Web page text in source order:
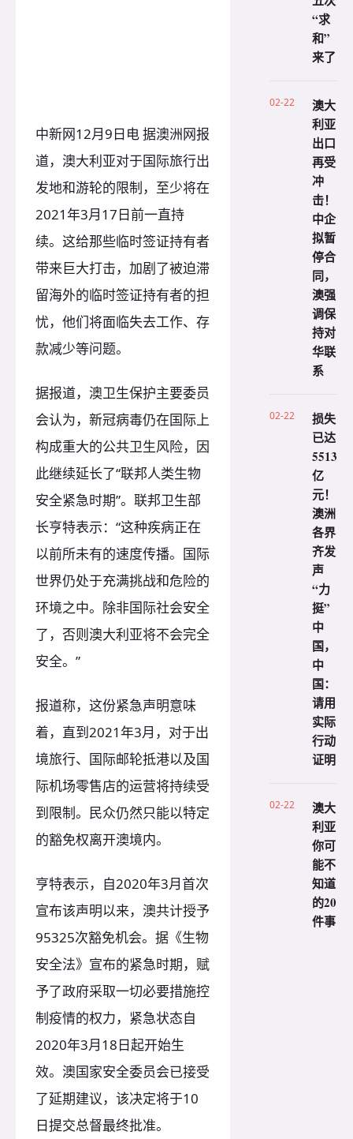
中新网12月9日电 据澳洲网报
道，澳大利亚对于国际旅行出
发地和游轮的限制，至少将在
2021年3月17日前一直持
续。这给那些临时签证持有者
带来巨大打击，加剧了被迫滞
留海外的临时签证持有者的担
忧，他们将面临失去工作、存
款减少等问题。
据报道，澳卫生保护主要委员
会认为，新冠病毒仍在国际上
构成重大的公共卫生风险，因
此继续延长了“联邦人类生物
安全紧急时期”。联邦卫生部
长亨特表示：“这种疾病正在
以前所未有的速度传播。国际
世界仍处于充满挑战和危险的
环境之中。除非国际社会安全
了，否则澳大利亚将不会完全
安全。”
报道称，这份紧急声明意味
着，直到2021年3月，对于出
境旅行、国际邮轮抵港以及国
际机场零售店的运营将持续受
到限制。民众仍然只能以特定
的豁免权离开澳境内。
亨特表示，自2020年3月首次
宣布该声明以来，澳共计授予
95325次豁免机会。据《生物
安全法》宣布的紧急时期，赋
予了政府采取一切必要措施控
制疫情的权力，紧急状态自
2020年3月18日起开始生
效。澳国家安全委员会已接受
了延期建议，该决定将于10
日提交总督最终批准。
“求
和”
来了
02-22
澳大
利亚
出口
再受
冲
击！
中企
拟暂
停合
同，
澳强
调保
持对
华联
系
02-22
损失
已达
5513
亿
元！
澳洲
各界
齐发
声
“力
挺”
中
国，
中
国：
请用
实际
行动
证明
02-22
澳大
利亚
你可
能不
知道
的20
件事